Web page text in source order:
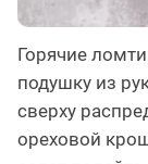
Горячие
подушку из
сверху
ореховой